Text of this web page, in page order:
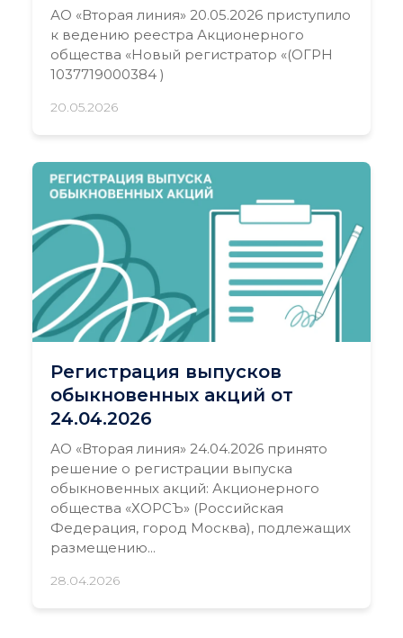
АО «Вторая линия» 20.05.2026 приступило
к ведению реестра Акционерного
общества «Новый регистратор «(ОГРН
1037719000384 )
20.05.2026
Регистрация выпусков
обыкновенных акций от
24.04.2026
АО «Вторая линия» 24.04.2026 принято
решение о регистрации выпуска
обыкновенных акций: Акционерного
общества «ХОРСЪ» (Российская
Федерация, город Москва), подлежащих
размещению...
28.04.2026